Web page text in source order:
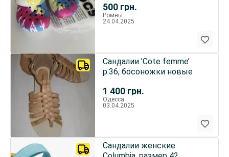
500 грн.
Ромны
24.04.2025
1 400 грн.
Сандалии ’Cote femme’
р.36, босоножки новые
Одесса
03.04.2025
Сандалии женские